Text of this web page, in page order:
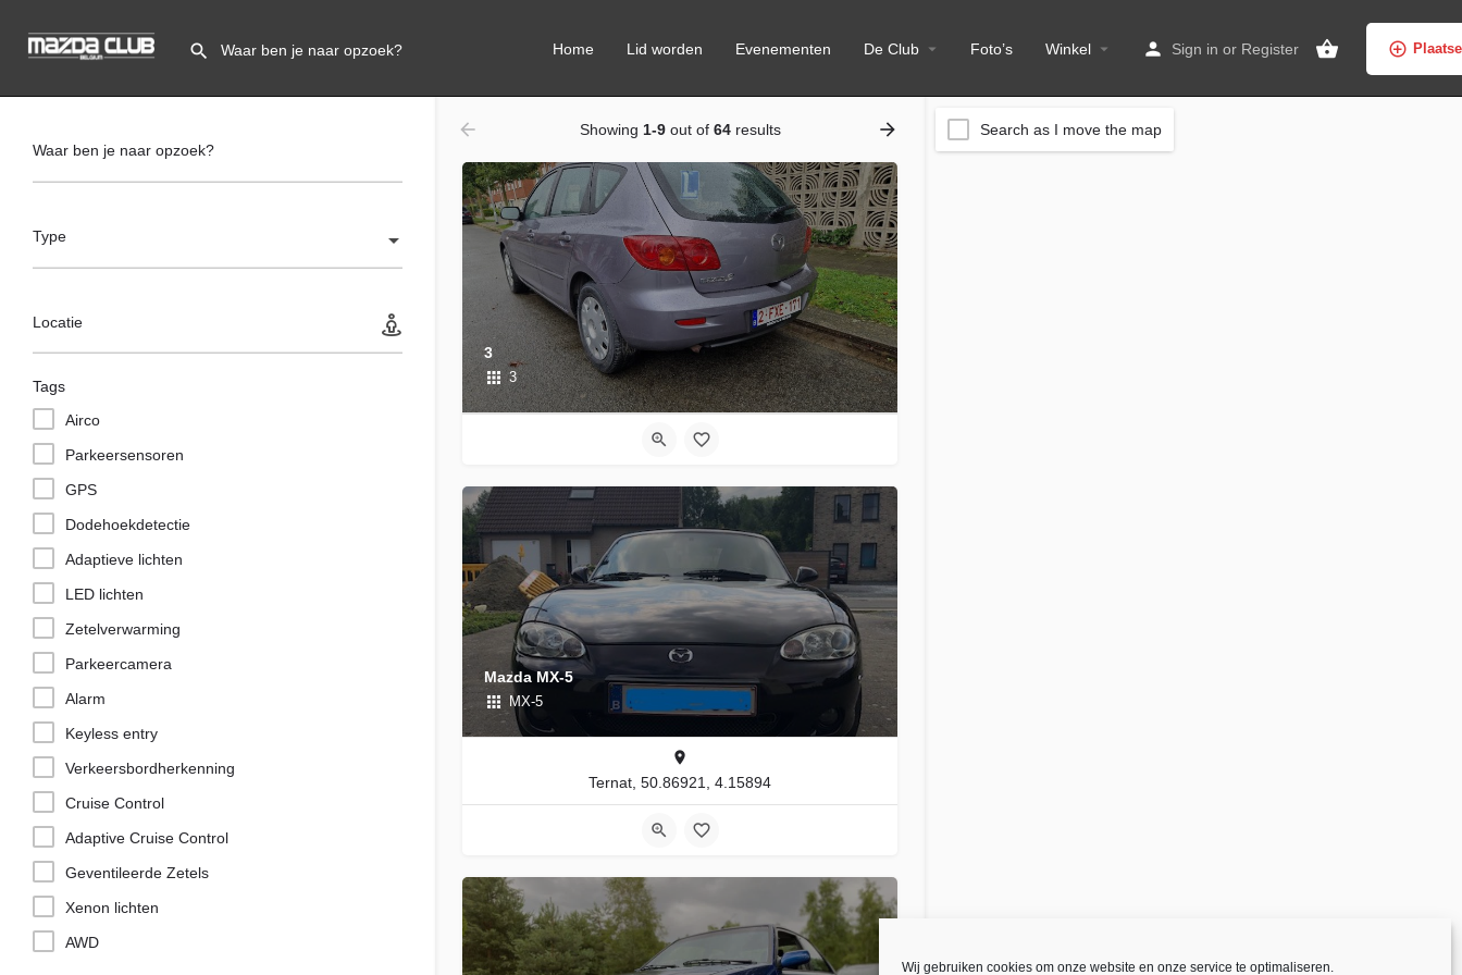
Wij gebruiken cookies om onze website en onze service te optimaliseren.
Home Lid worden Evenementen De Club Foto’s Winkel Sign in or Register
Waar ben je naar opzoek?
Type
Locatie
Tags
Airco
Parkeersensoren
GPS
Dodehoekdetectie
Adaptieve lichten
LED lichten
Zetelverwarming
Parkeercamera
Alarm
Keyless entry
Verkeersbordherkenning
Cruise Control
Adaptive Cruise Control
Geventileerde Zetels
Xenon lichten
AWD
Showing 1-9out of 64results
3
3
Mazda MX-5
MX-5
Ternat, 50.86921, 4.15894
Search as I move the map